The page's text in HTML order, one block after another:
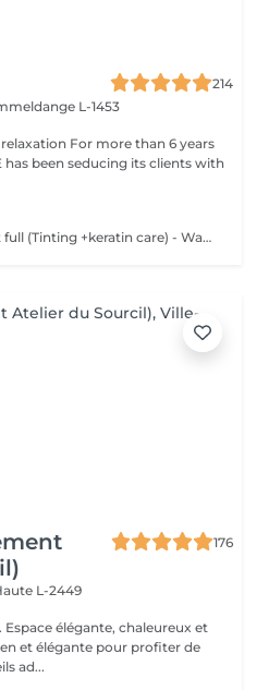
214
L-1453
For more than 6 years
has been seducing its clients with
-Henna Eyebrows - Lash Lift full (Tinting +keratin care) - Waxing Eyebrows - Eye bar (Mask-Massage)
176
L-2449
et élégante pour profiter de
ad...